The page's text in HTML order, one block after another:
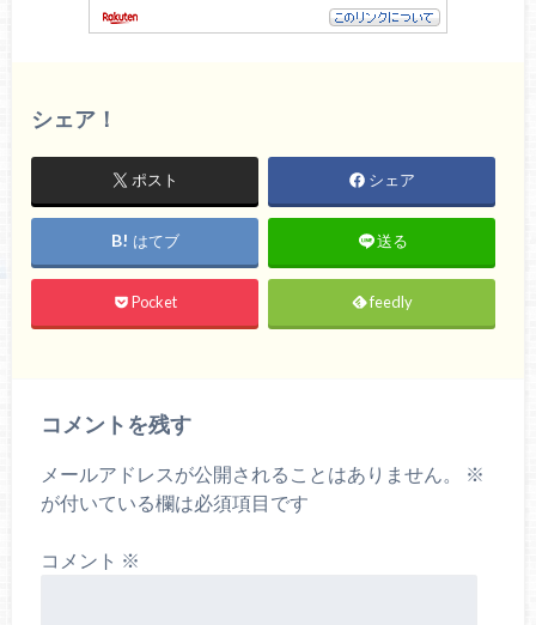
シェア！
ポスト シェア
はてブ 送る
Pocket feedly
コメントを残す
メールアドレスが公開されることはありません。
※
が付いている欄は必須項目です
コメント ※